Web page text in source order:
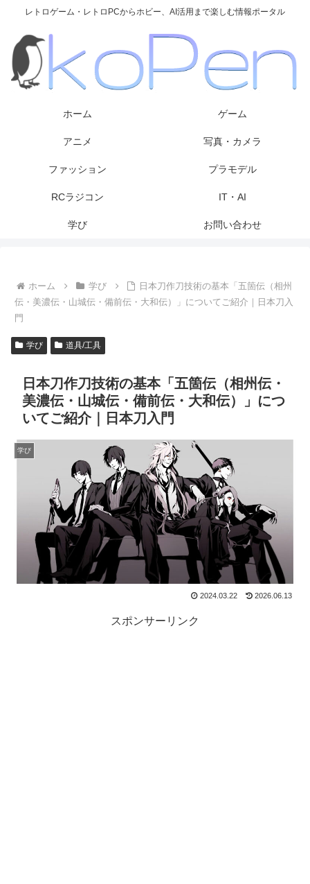
レトロゲーム・レトロPCからホビー、AI活用まで楽しむ情報ポータル
ホーム ゲーム
アニメ 写真・カメラ
ファッション プラモデル
RCラジコン IT・AI
学び お問い合わせ
ホーム 学び
日本刀作刀技術の基本「五箇伝（相州
伝・美濃伝・山城伝・備前伝・大和伝）」についてご紹介｜日本刀入
門
学び 道具/工具
日本刀作刀技術の基本「五箇伝（相州伝・
美濃伝・山城伝・備前伝・大和伝）」につ
いてご紹介｜日本刀入門
学び
2024.03.22 2026.06.13
スポンサーリンク